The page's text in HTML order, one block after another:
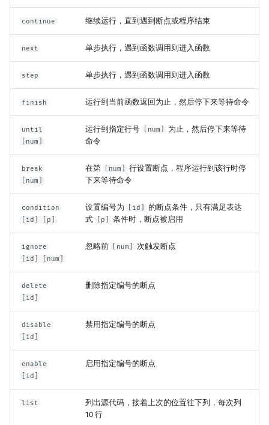
continue 继续运行，直到遇到断点或程序结束
next 单步执行，遇到函数调用则进入函数
step 单步执行，遇到函数调用则进入函数
finish 运行到当前函数返回为止，然后停下来等待命令
until
[num]
运行到指定行号 [num]
为止，然后停下来等待
命令
break
[num]
在第 [num]
行设置断点，程序运行到该行时停
下来等待命令
condition
[id] [p]
设置编号为 [id]
的断点条件，只有满足表达
式
[p] 条件时，断点被启用
ignore
[id] [num]
忽略前 [num] 次触发断点
delete
[id]
删除指定编号的断点
disable
[id]
禁用指定编号的断点
enable
[id]
启用指定编号的断点
list
列出源代码，接着上次的位置往下列，每次列
10 行